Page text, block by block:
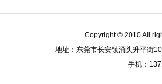
Copyright © 2010 All
地址：东莞市长安镇涌头升平街
手机：